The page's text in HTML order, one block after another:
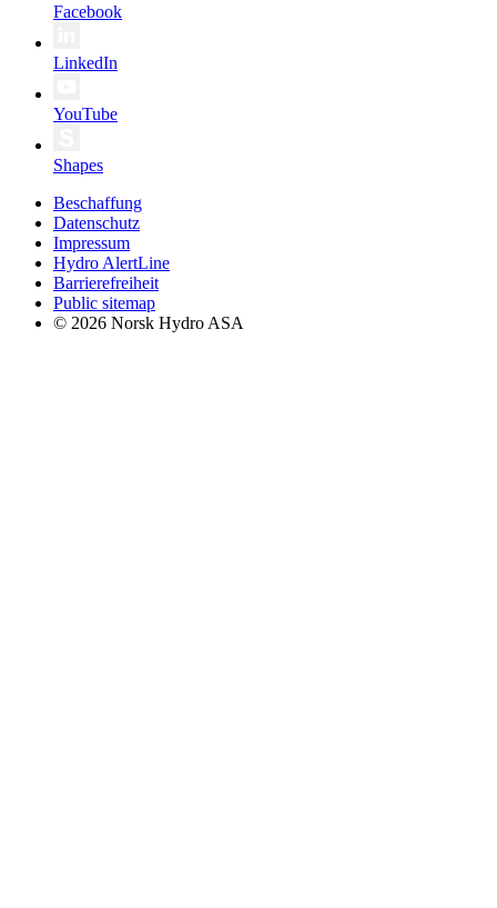
Facebook
LinkedIn
YouTube
Shapes
Beschaffung
Datenschutz
Impressum
Hydro AlertLine
Barrierefreiheit
Public sitemap
© 2026 Norsk Hydro ASA